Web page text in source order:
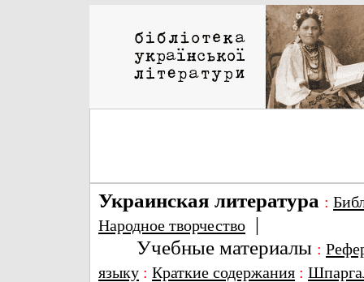
Украинская литература :
Народное творчество |
Учебные материалы :
языку : Краткие содержания :